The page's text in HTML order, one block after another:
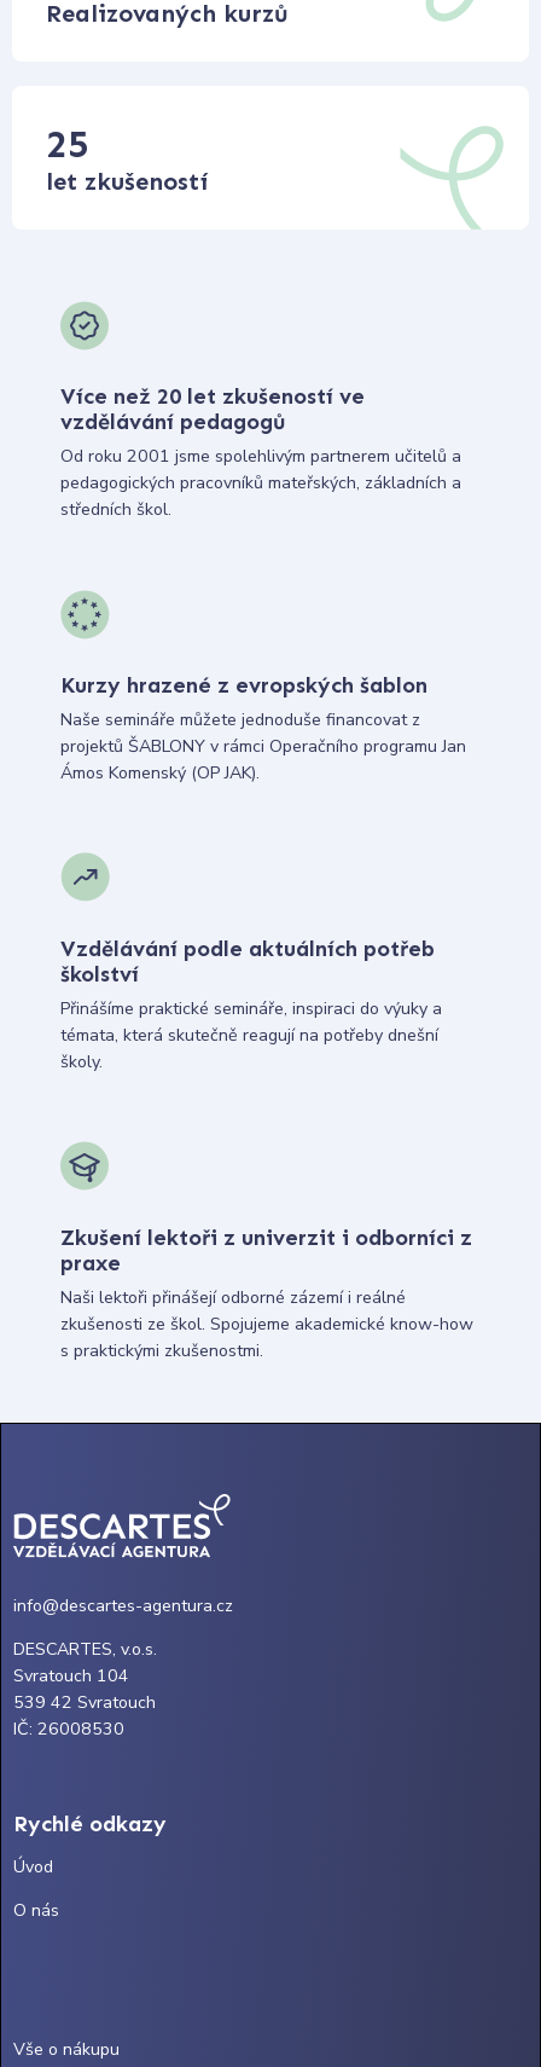
Realizovaných kurzů
25
let zkušeností
Více než 20 let zkušeností ve
vzdělávání pedagogů
Od roku 2001 jsme spolehlivým partnerem učitelů a
pedagogických pracovníků mateřských, základních a
středních škol.
Kurzy hrazené z evropských šablon
Naše semináře můžete jednoduše financovat z
projektů ŠABLONY v rámci Operačního programu Jan
Ámos Komenský (OP JAK).
Vzdělávání podle aktuálních potřeb
školství
Přinášíme praktické semináře, inspiraci do výuky a
témata, která skutečně reagují na potřeby dnešní
školy.
Zkušení lektoři z univerzit i odborníci z
praxe
Naši lektoři přinášejí odborné zázemí i reálné
zkušenosti ze škol. Spojujeme akademické know-how
s praktickými zkušenostmi.
info@descartes-agentura.cz
DESCARTES, v.o.s.
Svratouch 104
539 42 Svratouch
IČ: 26008530
Rychlé odkazy
Úvod
O nás
Vše o nákupu